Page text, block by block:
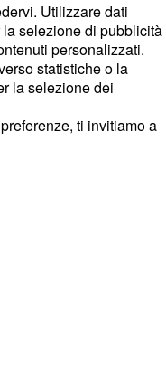
Utilizzare dati
selezione di pubblicità
personalizzati.
statistiche o la
la selezione dei
ti invitiamo a